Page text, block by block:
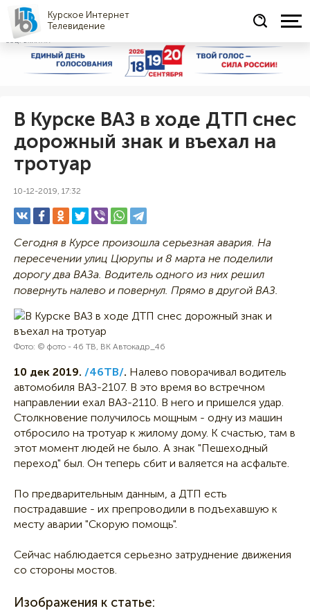
Курское Интернет
Телевидение
СОЦРЕКЛАМА
В Курске ВАЗ в ходе ДТП снес
дорожный знак и въехал на
тротуар
10-12-2019, 17:32
Сегодня в Курсе произошла серьезная авария. На
пересечении улиц Цюрупы и 8 марта не поделили
дорогу два ВАЗа. Водитель одного из них решил
повернуть налево и повернул. Прямо в другой ВАЗ.
Фото: © фото - 46 ТВ, ВК Автокадр_46
10 дек 2019. /46ТВ/. Налево поворачивал водитель
автомобиля ВАЗ-2107. В это время во встречном
направлении ехал ВАЗ-2110. В него и пришелся удар.
Столкновение получилось мощным - одну из машин
отбросило на тротуар к жилому дому. К счастью, там в
этот момент людей не было. А знак "Пешеходный
переход" был. Он теперь сбит и валяется на асфальте.
По предварительным данным, а ДТП есть
пострадавшие - их препроводили в подъехавшую к
месту аварии "Скорую помощь".
Сейчас наблюдается серьезно затруднение движения
со стороны мостов.
Изображения к статье: